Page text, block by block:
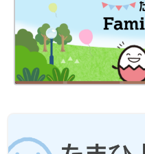
静岡の田舎町在住。
高校生の長女、中学生の長男
末っ子次女は、あっという間
（インスタグラム）にて公開
（@tamahiyo_online）